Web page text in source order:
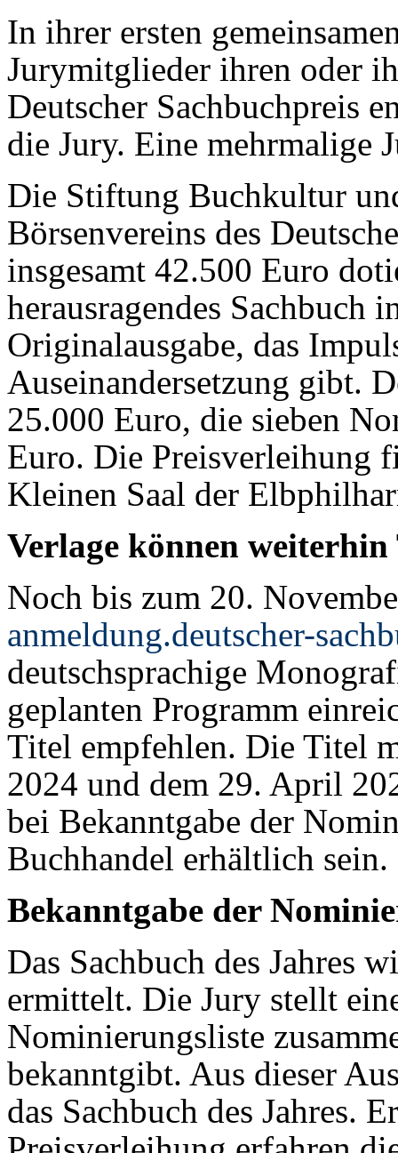
In ihrer ersten
Jurymitglieder ihren oder
Deutscher Sachbuchpreis
die Jury. Eine mehrmalige
Die Stiftung Buchkultur
Börsenvereins des
insgesamt 42.500 Euro
herausragendes Sachbuch
Originalausgabe, das
Auseinandersetzung gibt.
25.000 Euro, die sieben
Euro. Die Preisverleihung
Kleinen Saal der
Verlage können
Noch bis zum 20.
anmeldung.deutscher-
deutschsprachige
geplanten Programm
Titel empfehlen. Die Titel
2024 und dem 29. April
bei Bekanntgabe der
Buchhandel erhältlich sein.
Bekanntgabe der
Das Sachbuch des Jahres
ermittelt. Die Jury stellt
Nominierungsliste
bekanntgibt. Aus dieser
das Sachbuch des Jahres.